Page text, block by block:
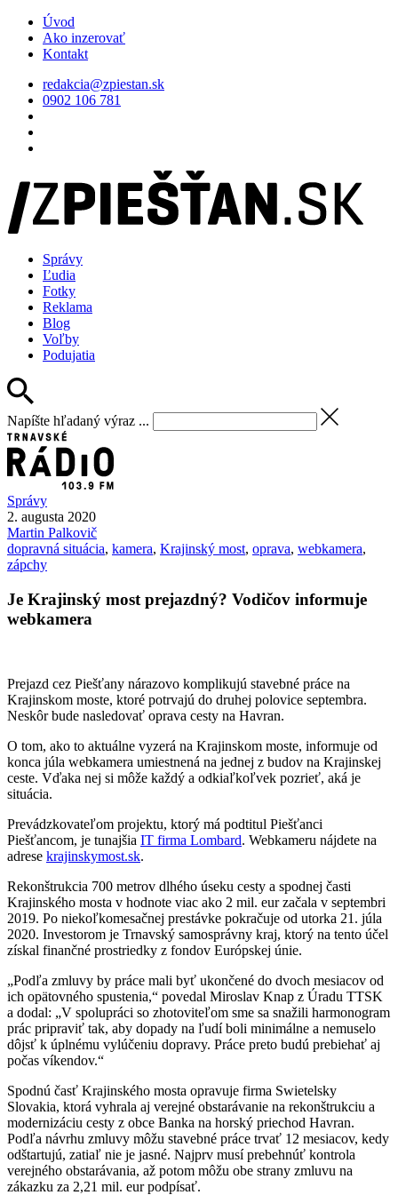
Úvod
Ako inzerovať
Kontakt
redakcia@zpiestan.sk
0902 106 781
Správy
Ľudia
Fotky
Reklama
Blog
Voľby
Podujatia
Napíšte hľadaný výraz ...
Správy
2. augusta 2020
Martin Palkovič
dopravná situácia, kamera, Krajinský most, oprava, webkamera,
zápchy
Je Krajinský most prejazdný? Vodičov informuje
webkamera
Prejazd cez Piešťany nárazovo komplikujú stavebné práce na
Krajinskom moste, ktoré potrvajú do druhej polovice septembra.
Neskôr bude nasledovať oprava cesty na Havran.
O tom, ako to aktuálne vyzerá na Krajinskom moste, informuje od
konca júla webkamera umiestnená na jednej z budov na Krajinskej
ceste. Vďaka nej si môže každý a odkiaľkoľvek pozrieť, aká je
situácia.
Prevádzkovateľom projektu, ktorý má podtitul Piešťanci
Piešťancom, je tunajšia IT firma Lombard. Webkameru nájdete na
adrese krajinskymost.sk.
Rekonštrukcia 700 metrov dlhého úseku cesty a spodnej časti
Krajinského mosta v hodnote viac ako 2 mil. eur začala v septembri
2019. Po niekoľkomesačnej prestávke pokračuje od utorka 21. júla
2020. Investorom je Trnavský samosprávny kraj, ktorý na tento účel
získal finančné prostriedky z fondov Európskej únie.
„Podľa zmluvy by práce mali byť ukončené do dvoch mesiacov od
ich opätovného spustenia,“ povedal Miroslav Knap z Úradu TTSK
a dodal: „V spolupráci so zhotoviteľom sme sa snažili harmonogram
prác pripraviť tak, aby dopady na ľudí boli minimálne a nemuselo
dôjsť k úplnému vylúčeniu dopravy. Práce preto budú prebiehať aj
počas víkendov.“
Spodnú časť Krajinského mosta opravuje firma Swietelsky
Slovakia, ktorá vyhrala aj verejné obstarávanie na rekonštrukciu a
modernizáciu cesty z obce Banka na horský priechod Havran.
Podľa návrhu zmluvy môžu stavebné práce trvať 12 mesiacov, kedy
odštartujú, zatiaľ nie je jasné. Najprv musí prebehnúť kontrola
verejného obstarávania, až potom môžu obe strany zmluvu na
zákazku za 2,21 mil. eur podpísať.